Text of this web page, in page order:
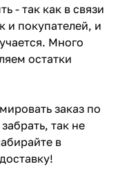
- так как в связи
и покупателей, и
Много
остатки
заказ по
так не
в